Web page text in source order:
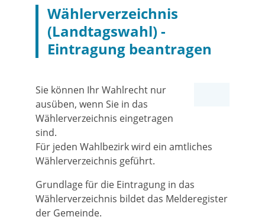
Wählerverzeichnis
(Landtagswahl) -
Eintragung beantragen
Sie können Ihr Wahlrecht nur
ausüben, wenn Sie in das
Wählerverzeichnis eingetragen
sind.
Für jeden Wahlbezirk wird ein amtliches
Wählerverzeichnis geführt.
Grundlage für die Eintragung in das
Wählerverzeichnis bildet das Melderegister
der Gemeinde.